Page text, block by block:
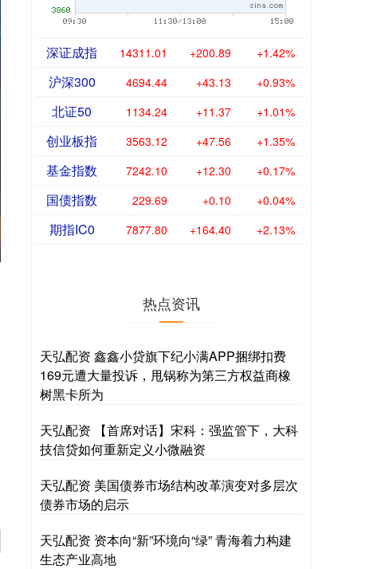
深证成指 14311.01 +200.89 +1.42%
沪深300 4694.44 +43.13 +0.93%
北证50 1134.24 +11.37 +1.01%
创业板指 3563.12 +47.56 +1.35%
基金指数 7242.10 +12.30 +0.17%
国债指数 229.69 +0.10 +0.04%
期指IC0 7877.80 +164.40 +2.13%
热点资讯
天弘配资 鑫鑫小贷旗下纪小满APP捆绑扣费
169元遭大量投诉，甩锅称为第三方权益商橡
树黑卡所为
天弘配资 【首席对话】宋科：强监管下，大科
技信贷如何重新定义小微融资
天弘配资 美国债券市场结构改革演变对多层次
债券市场的启示
天弘配资 资本向“新”环境向“绿” 青海着力构建
生态产业高地